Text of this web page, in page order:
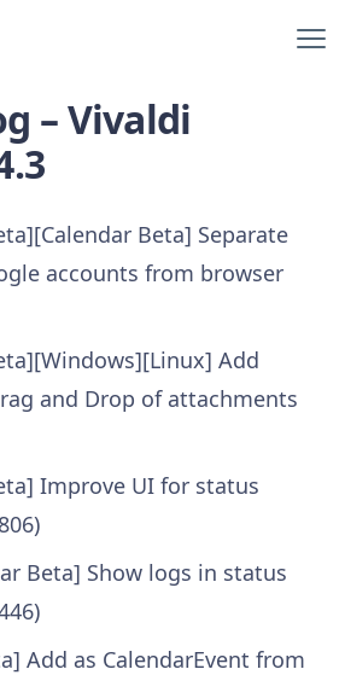
– Vivaldi
Beta] Separate
accounts from browser
Add
and Drop of attachments
Improve UI for status
Beta] Show logs in status
Add as CalendarEvent from